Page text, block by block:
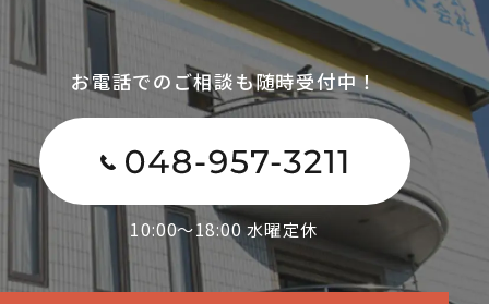
お電話でのご相談も随時受付中！
10:00～18:00 水曜定休